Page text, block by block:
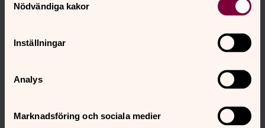
Nödvändiga kakor
Inställningar
Analys
Marknadsföring och sociala medier
innehåll?
Dela